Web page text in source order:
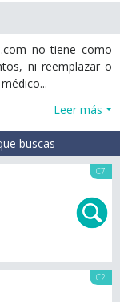
no tiene como
ni reemplazar o
Leer más
buscas
C7
C2